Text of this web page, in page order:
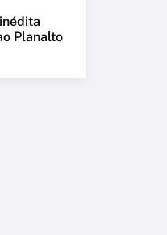
Planalto